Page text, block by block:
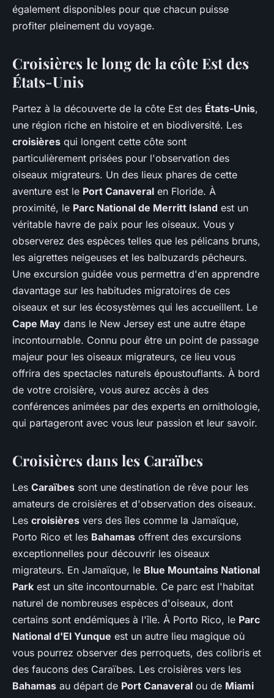
également disponibles pour que chacun puisse
profiter pleinement du voyage.
Croisières le long de la côte Est des
États-Unis
Partez à la découverte de la côte Est des États-Unis,
une région riche en histoire et en biodiversité. Les
croisières qui longent cette côte sont
particulièrement prisées pour l'observation des
oiseaux migrateurs. Un des lieux phares de cette
aventure est le Port Canaveral en Floride. À
proximité, le Parc National de Merritt Island est un
véritable havre de paix pour les oiseaux. Vous y
observerez des espèces telles que les pélicans bruns,
les aigrettes neigeuses et les balbuzards pêcheurs.
Une excursion guidée vous permettra d'en apprendre
davantage sur les habitudes migratoires de ces
oiseaux et sur les écosystèmes qui les accueillent. Le
Cape May dans le New Jersey est une autre étape
incontournable. Connu pour être un point de passage
majeur pour les oiseaux migrateurs, ce lieu vous
offrira des spectacles naturels époustouflants. À bord
de votre croisière, vous aurez accès à des
conférences animées par des experts en ornithologie,
qui partageront avec vous leur passion et leur savoir.
Croisières dans les Caraïbes
Les Caraïbes sont une destination de rêve pour les
amateurs de croisières et d'observation des oiseaux.
Les croisières vers des îles comme la Jamaïque,
Porto Rico et les Bahamas offrent des excursions
exceptionnelles pour découvrir les oiseaux
migrateurs. En Jamaïque, le Blue Mountains National
Park est un site incontournable. Ce parc est l'habitat
naturel de nombreuses espèces d'oiseaux, dont
certains sont endémiques à l'île. À Porto Rico, le Parc
National d'El Yunque est un autre lieu magique où
vous pourrez observer des perroquets, des colibris et
des faucons des Caraïbes. Les croisières vers les
Bahamas au départ de Port Canaveral ou de Miami